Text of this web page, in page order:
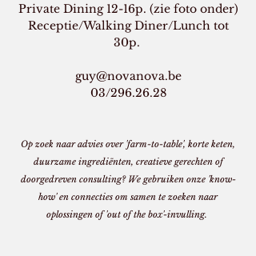
Private Dining 12-16p. (zie foto onder)
Receptie/Walking Diner/Lunch tot
30p.
guy@novanova.be
03/296.26.28​​​​
Op zoek naar advies over 'farm-to-table', korte keten,
duurzame ingrediënten, creatieve gerechten of
doorgedreven consulting? We gebruiken onze 'know-
how' en connecties om samen te zoeken naar
oplossingen of 'out of the box'-invulling.